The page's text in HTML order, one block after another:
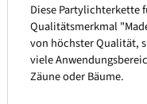
Diese Partylichterkette
Qualitätsmerkmal
von höchster Qualität,
viele
Zäune oder Bäume.